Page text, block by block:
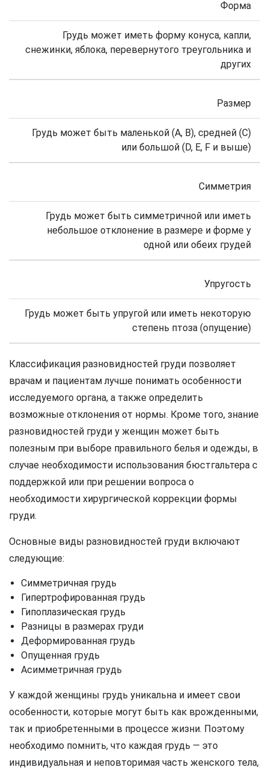
Форма
Грудь может иметь форму конуса, капли,
снежинки, яблока, перевернутого треугольника и
других
Размер
Грудь может быть маленькой (А, В), средней (С)
или большой (D, Е, F и выше)
Симметрия
Грудь может быть симметричной или иметь
небольшое отклонение в размере и форме у
одной или обеих грудей
Упругость
Грудь может быть упругой или иметь некоторую
степень птоза (опущение)
Классификация разновидностей груди позволяет
врачам и пациентам лучше понимать особенности
исследуемого органа, а также определить
возможные отклонения от нормы. Кроме того, знание
разновидностей груди у женщин может быть
полезным при выборе правильного белья и одежды, в
случае необходимости использования бюстгальтера с
поддержкой или при решении вопроса о
необходимости хирургической коррекции формы
груди.
Основные виды разновидностей груди включают
следующие:
Симметричная грудь
Гипертрофированная грудь
Гипоплазическая грудь
Разницы в размерах груди
Деформированная грудь
Опущенная грудь
Асимметричная грудь
У каждой женщины грудь уникальна и имеет свои
особенности, которые могут быть как врожденными,
так и приобретенными в процессе жизни. Поэтому
необходимо помнить, что каждая грудь — это
индивидуальная и неповторимая часть женского тела,